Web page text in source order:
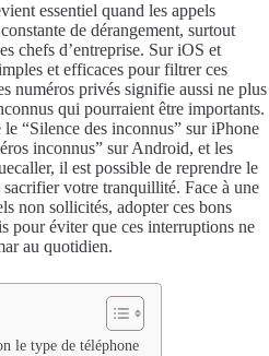
essentiel quand les appels
de dérangement, surtout
chefs d’entreprise. Sur iOS et
et efficaces pour filtrer ces
numéros privés signifie aussi ne plus
qui pourraient être importants.
“Silence des inconnus” sur iPhone
inconnus” sur Android, et les
il est possible de reprendre le
votre tranquillité. Face à une
non sollicités, adopter ces bons
pour éviter que ces interruptions ne
au quotidien.
le type de téléphone